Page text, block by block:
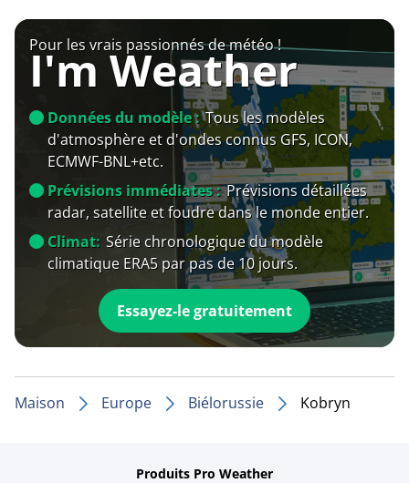
Pour les vrais passionnés de météo !
I'm Weather
Données du modèle : Tous les modèles
d'atmosphère et d'ondes connus GFS, ICON,
ECMWF-BNL+etc.
Prévisions immédiates : Prévisions détaillées
radar, satellite et foudre dans le monde entier.
Climat: Série chronologique du modèle
climatique ERA5 par pas de 10 jours.
Essayez-le gratuitement
Maison Europe Biélorussie Kobryn
Produits Pro Weather